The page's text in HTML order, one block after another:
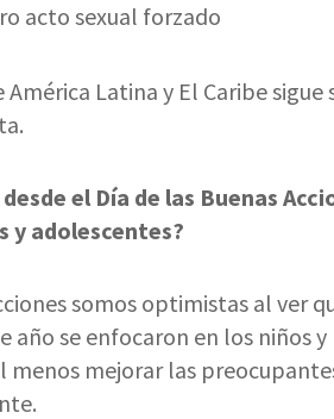
acto sexual forzado
Latina y El Caribe sigue
el Día de las Buenas
y adolescentes?
somos optimistas al ver
año se enfocaron en los niños
menos mejorar las